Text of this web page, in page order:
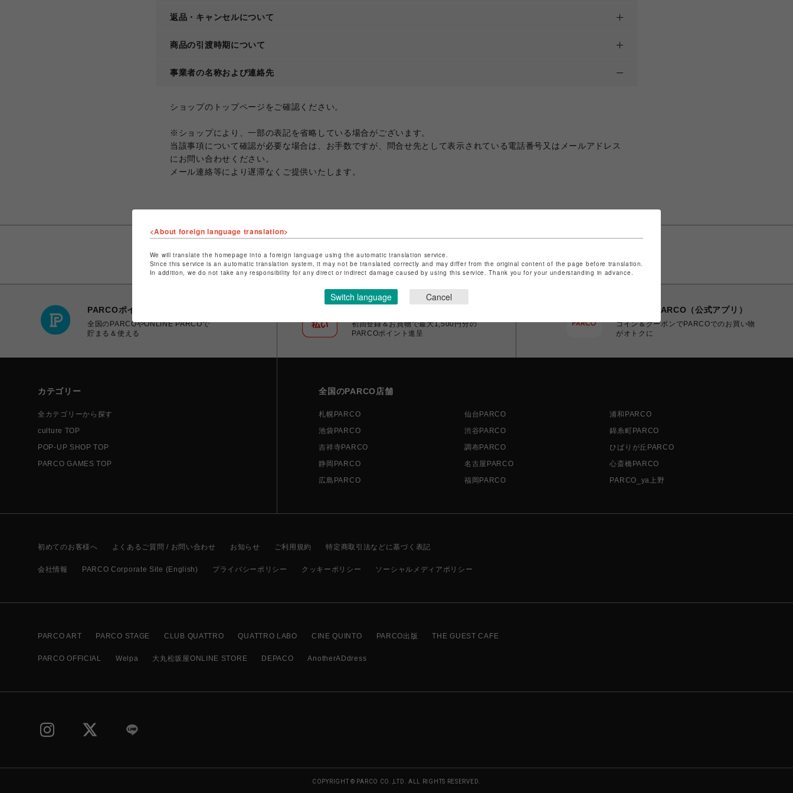
返品・キャンセルについて
商品の引渡時期について
事業者の名称および連絡先
ショップのトップページをご確認ください。
※ショップにより、一部の表記を省略している場合がございます。
当該事項について確認が必要な場合は、お手数ですが、問合せ先として表示されている電話番号又はメールアドレス
にお問い合わせください。
メール連絡等により遅滞なくご提供いたします。
PARCOポイント
全国のPARCOやONLINE PARCOで
貯まる＆使える
初回登録＆お買物で最大1,500円分の
PARCOポイント進呈
POCKET PARCO（公式アプリ）
コイン＆クーポンでPARCOでのお買い物
がオトクに
カテゴリー
全カテゴリーから探す
culture TOP
POP-UP SHOP TOP
PARCO GAMES TOP
全国のPARCO店舗
札幌PARCO 仙台PARCO
浦和PARCO
池袋PARCO
渋谷PARCO
錦糸町PARCO
吉祥寺PARCO
調布PARCO
ひばりが丘PARCO
静岡PARCO
名古屋PARCO
心斎橋PARCO
広島PARCO
福岡PARCO PARCO_ya上野
初めてのお客様へ よくあるご質問 / お問い合わせ お知らせ ご利用規約 特定商取引法などに基づく表記
会社情報 PARCO Corporate Site (English) プライバシーポリシー クッキーポリシー ソーシャルメディアポリシー
PARCO ART PARCO STAGE CLUB QUATTRO QUATTRO LABO CINE QUINTO PARCO出版 THE GUEST CAFE
PARCO OFFICIAL Welpa 大丸松坂屋ONLINE STORE DEPACO AnotherADdress
COPYRIGHT © PARCO CO.,LTD. ALL RIGHTS RESERVED.
<About foreign language translation>
We will translate the homepage into a foreign language using the automatic translation service.
Since this service is an automatic translation system, it may not be translated correctly and may differ from the original content of the page before translation.
In addition, we do not take any responsibility for any direct or indirect damage caused by using this service. Thank you for your understanding in advance.
Switch language Cancel